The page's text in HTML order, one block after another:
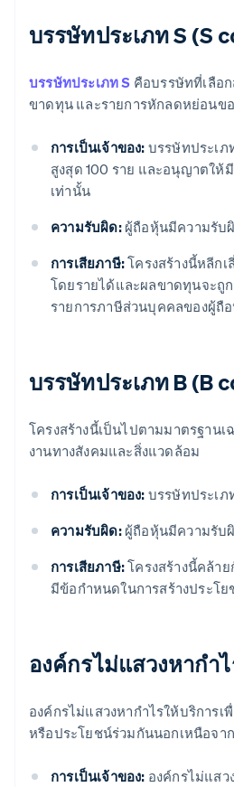
บรรษัทประเภท S (S
บรรษัทประเภท S คือบรรษัทที่เลือ
ขาดทุน และรายการหักลดหย่อนข
การเป็นเจ้าของ: บรรษัทประเภ
สูงสุด 100 ราย และอนุญาตให้
เท่านั้น
ความรับผิด:ผู้ถือหุ้นมีความรับ
การเสียภาษี:โครงสร้างนี้หลีก
โดยรายได้และผลขาดทุนจะถู
รายการภาษีส่วนบุคคลของผู้ถื
บรรษัทประเภท B (B
โครงสร้างนี้เป็นไปตามมาตรฐาน
งานทางสังคมและสิ่งแวดล้อม
การเป็นเจ้าของ: บรรษัทประเภ
ความรับผิด:ผู้ถือหุ้นมีความรับ
การเสียภาษี:โครงสร้างนี้คล้า
มีข้อกำหนดในการสร้างประโ
องค์กรไม่แสวงหากำ
องค์กรไม่แสวงหากำไรให้บริการ
หรือประโยชน์ร่วมกันนอกเหนือจา
การเป็นเจ้าของ: องค์กรไม่แสว